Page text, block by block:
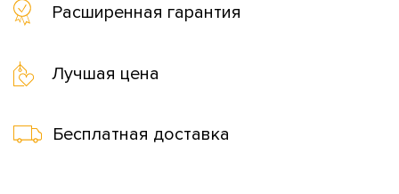
Расширенная гарантия
Лучшая цена
Бесплатная доставка